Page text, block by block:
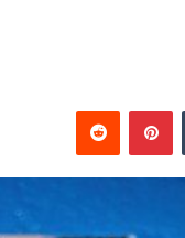
بينتيريست